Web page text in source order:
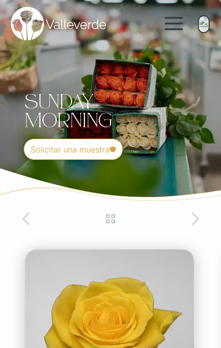
Sunday
Morning
Solicitar una muestra